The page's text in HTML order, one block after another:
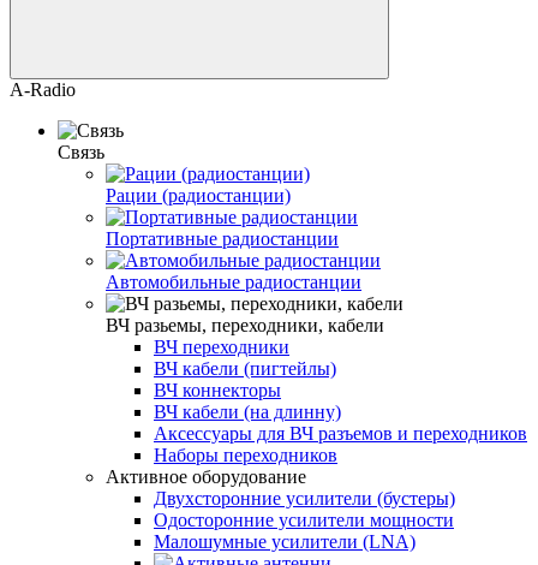
A-Radio
Связь
Рации (радиостанции)
Портативные радиостанции
Автомобильные радиостанции
ВЧ разьемы, переходники, кабели
ВЧ переходники
ВЧ кабели (пигтейлы)
ВЧ коннекторы
ВЧ кабели (на длинну)
Аксессуары для ВЧ разъемов и переходников
Наборы переходников
Активное оборудование
Двухсторонние усилители (бустеры)
Одосторонние усилители мощности
Малошумные усилители (LNA)